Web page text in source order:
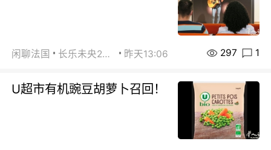
闲聊法国 长乐未央2015 昨天13:06 297 1
U超市有机豌豆胡萝卜召回！